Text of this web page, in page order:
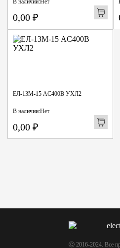
В наличии:Нет
0,00 ₽
ЕЛ-13М-15 AC400В УХЛ2
В наличии:Нет
0,00 ₽
Ⓒ 2016-2024. Все